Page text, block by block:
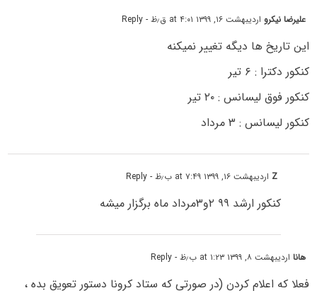
علیرضا نیکرواردیبهشت ۱۶, ۱۳۹۹ at ۴:۰۱ ق٫ظ - Reply
این تاریخ ها دیگه تغییر نمیکنه
کنکور دکترا : ۶ تیر
کنکور فوق لیسانس : ۲۰ تیر
کنکور لیسانس : ۳ مرداد
Z اردیبهشت ۱۶, ۱۳۹۹ at ۷:۴۹ ب٫ظ - Reply
کنکور ارشد ۹۹ ۲و۳مرداد ماه برگزار میشه
هانااردیبهشت ۸, ۱۳۹۹ at ۱:۲۳ ب٫ظ - Reply
فعلا که اعلام کردن (در صورتی که ستاد کرونا دستور تعویق بده ،